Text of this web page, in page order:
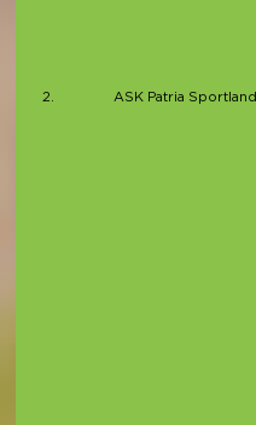
2. ASK Patria Sportland